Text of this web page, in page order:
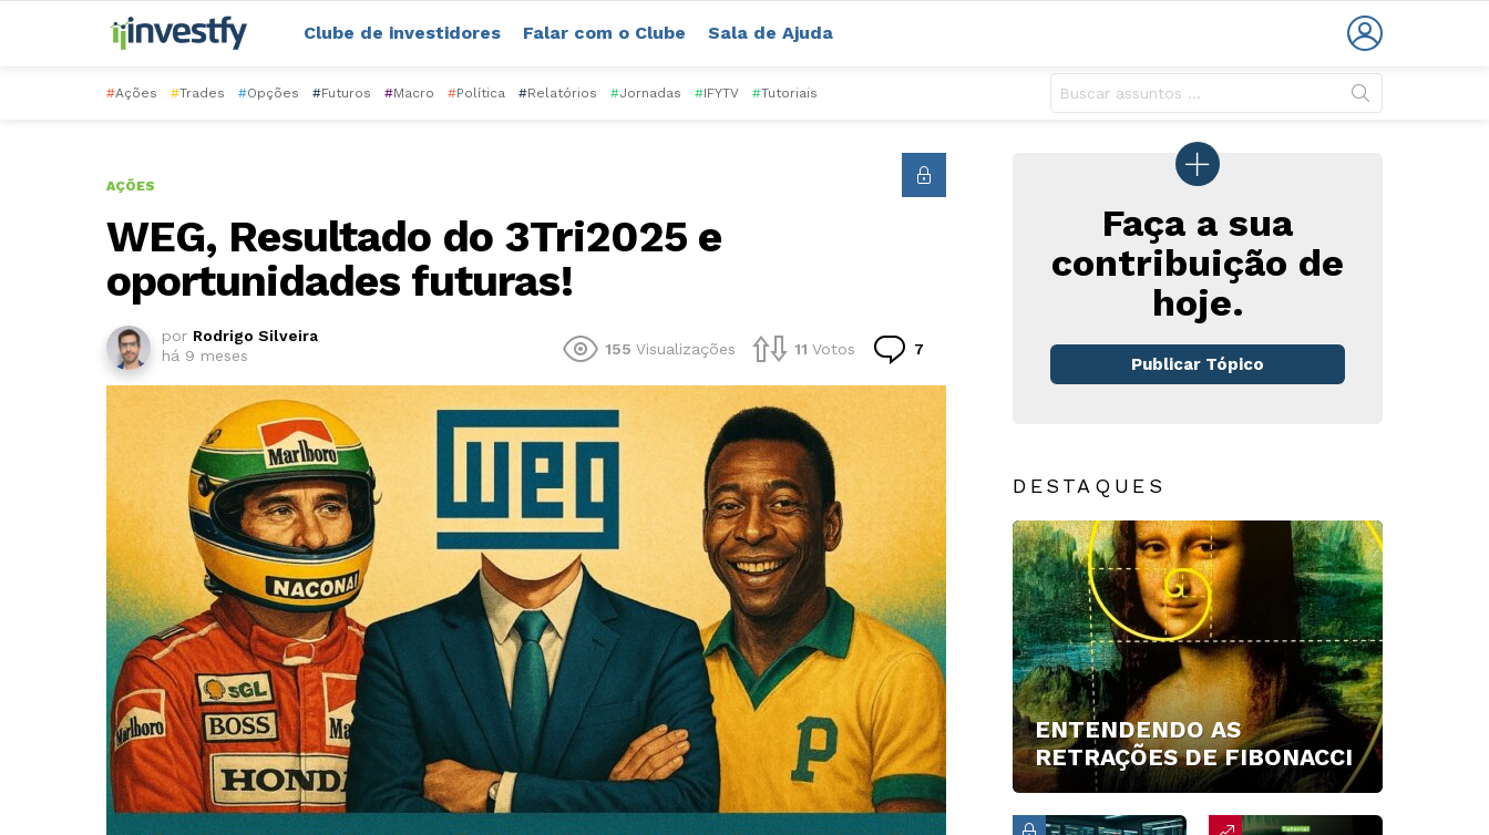
Clube de investidores Falar com o Clube Sala de Ajuda
#Ações #Trades #Opções #Futuros #Macro #Política #Relatórios #Jornadas #IFYTV #Tutoriais
AÇÕES
WEG, Resultado do 3Tri2025 e
oportunidades futuras!
por Rodrigo Silveira
há 9 meses
155 Visualizações 11 Votos 7
Faça a sua
contribuição de
hoje.
Publicar Tópico
DESTAQUES
ENTENDENDO AS
RETRAÇÕES DE FIBONACCI